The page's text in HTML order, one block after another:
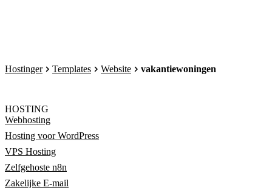
Hostinger Templates Website vakantiewoningen
HOSTING
Webhosting
Hosting voor WordPress
VPS Hosting
Zelfgehoste n8n
Zakelijke E-mail